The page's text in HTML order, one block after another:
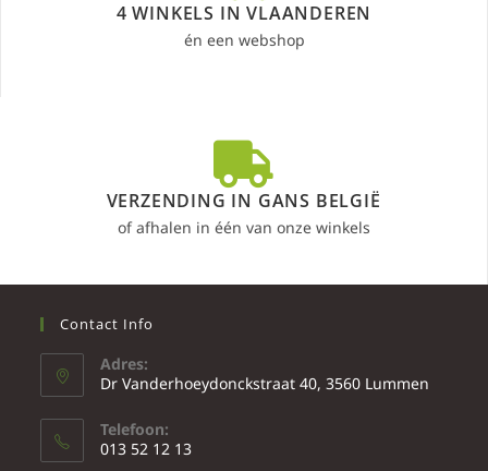
4 WINKELS IN VLAANDEREN
én een webshop
VERZENDING IN GANS BELGIË
of afhalen in één van onze winkels
Contact Info
Adres:
Dr Vanderhoeydonckstraat 40, 3560 Lummen
Telefoon:
013 52 12 13